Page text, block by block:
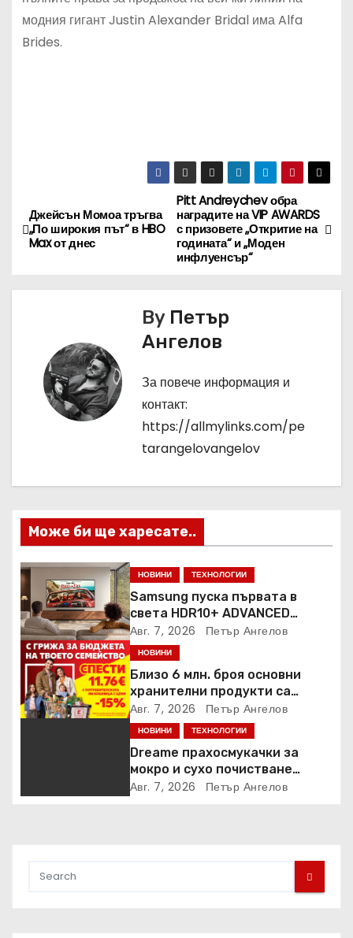
модния гигант Justin Alexander Bridal има Alfa
Brides.
Н
а
Pitt Andreychev обра
наградите на VIP AWARDS
с призовете „Откритие на
годината“ и „Моден
инфлуенсър“
Джейсън Момоа тръгва
„По широкия път“ в HBO
Max от днес
By Петър
Ангелов
За повече информация и
контакт:
https://allmylinks.com/pe
tarangelovangelov
Може би ще харесате..
НОВИНИ ТЕХНОЛОГИИ
Samsung пуска първата в
света HDR10+ ADVANCED
стрийминг услуга в Prime
Video
Авг. 7, 2026 Петър Ангелов
НОВИНИ
Близо 6 млн. броя основни
хранителни продукти са
закупени от „Кошница с
грижа“ в Kaufland от старта на
кампанията
Авг. 7, 2026 Петър Ангелов
НОВИНИ ТЕХНОЛОГИИ
Dreame прахосмукачки за
мокро и сухо почистване
надхвърлиха 2 000 патентни
Авг. 7, 2026 Петър Ангелов